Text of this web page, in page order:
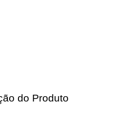
do Produto